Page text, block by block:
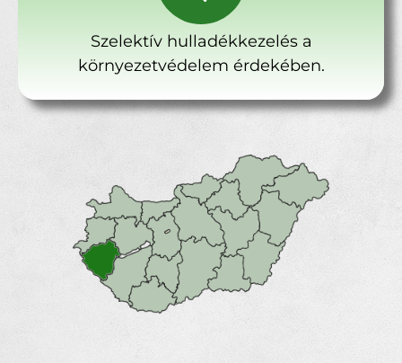
Szelektív hulladékkezelés a
környezetvédelem érdekében.